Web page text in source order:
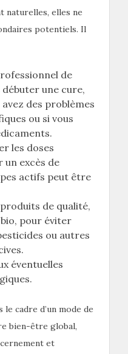
naturelles, elles ne
potentiels. Il
de
une cure,
des problèmes
ou si vous
les doses
un excès de
actifs peut être
de qualité,
pour éviter
ou autres
éventuelles
cadre d’un mode de
bien-être global,
et